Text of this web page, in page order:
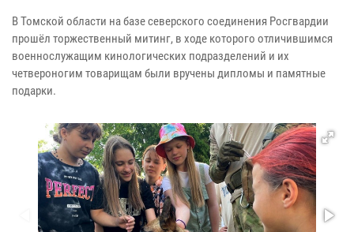
В Томской области на базе северского соединения Росгвардии
прошёл торжественный митинг, в ходе которого отличившимся
военнослужащим кинологических подразделений и их
четвероногим товарищам были вручены дипломы и памятные
подарки.